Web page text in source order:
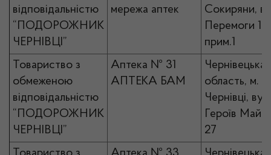
відповідальністю
“ПОДОРОЖНИК
ЧЕРНІВЦІ”
мережа аптек
Сокиряни,
Перемоги
прим.1
Товариство з
обмеженою
відповідальністю
“ПОДОРОЖНИК
ЧЕРНІВЦІ”
Аптека № 31
АПТЕКА БАМ
Чернівецька
область, м.
Чернівці, вул.
Героїв
27